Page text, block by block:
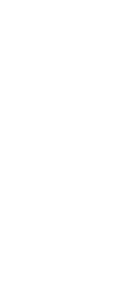
JEZIKU
svečanosti
srca
i momačku
s motivima